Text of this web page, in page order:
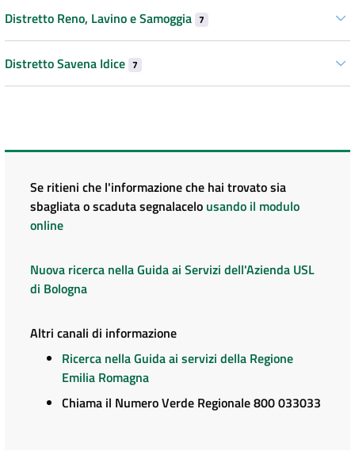
Distretto Reno, Lavino e Samoggia 7
Distretto Savena Idice 7
Se ritieni che l'informazione che hai trovato sia
sbagliata o scaduta segnalacelo usando il modulo
online
Nuova ricerca nella Guida ai Servizi dell'Azienda USL
di Bologna
Altri canali di informazione
Ricerca nella Guida ai servizi della Regione
Emilia Romagna
Chiama il Numero Verde Regionale 800 033033